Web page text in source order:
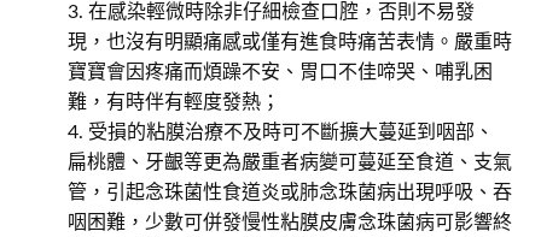
在感染輕微時除非仔細檢查口腔，否則不易發
現，也沒有明顯痛感或僅有進食時痛苦表情。嚴重時
寶寶會因疼痛而煩躁不安、胃口不佳啼哭、哺乳困
難，有時伴有輕度發熱；
受損的粘膜治療不及時可不斷擴大蔓延到咽部、
扁桃體、牙齦等更為嚴重者病變可蔓延至食道、支氣
管，引起念珠菌性食道炎或肺念珠菌病出現呼吸、吞
咽困難，少數可併發慢性粘膜皮膚念珠菌病可影響終